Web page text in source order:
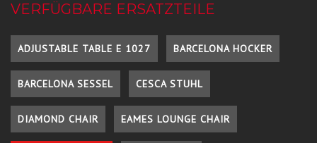
VERFÜGBARE ERSATZTEILE
ADJUSTABLE TABLE E 1027 BARCELONA HOCKER
BARCELONA SESSEL CESCA STUHL
DIAMOND CHAIR EAMES LOUNGE CHAIR